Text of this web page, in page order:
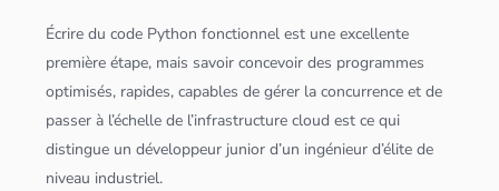
Écrire du code Python fonctionnel est une excellente
première étape, mais savoir concevoir des programmes
optimisés, rapides, capables de gérer la concurrence et de
passer à l’échelle de l’infrastructurecloud est ce qui
distingue un développeur junior d’un ingénieur d’élite de
niveau industriel.